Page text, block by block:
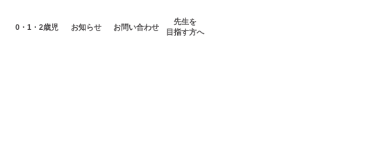
0・1・2歳児 お知らせ お問い合わせ
先生を
目指す方へ